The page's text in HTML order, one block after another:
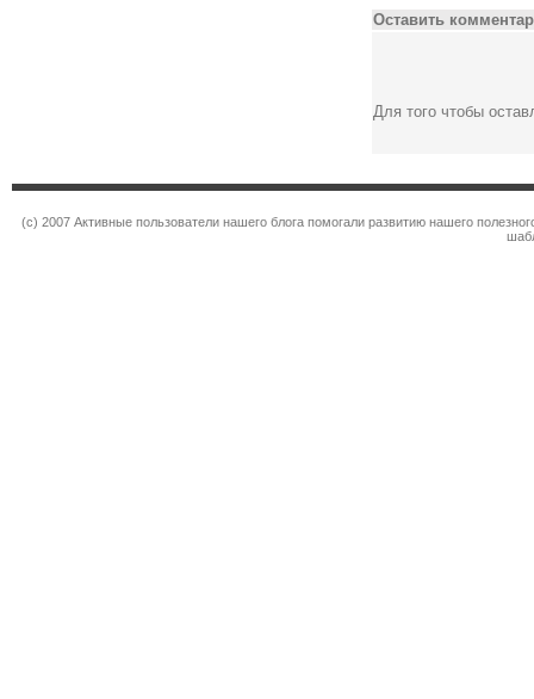
Оставить
Для того чтобы
(c) 2007 Активные пользователи нашего блога помогали развитию нашего